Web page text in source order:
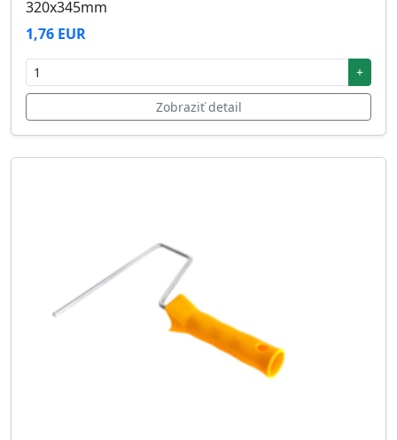
320x345mm
1,76 EUR
+
Zobraziť detail